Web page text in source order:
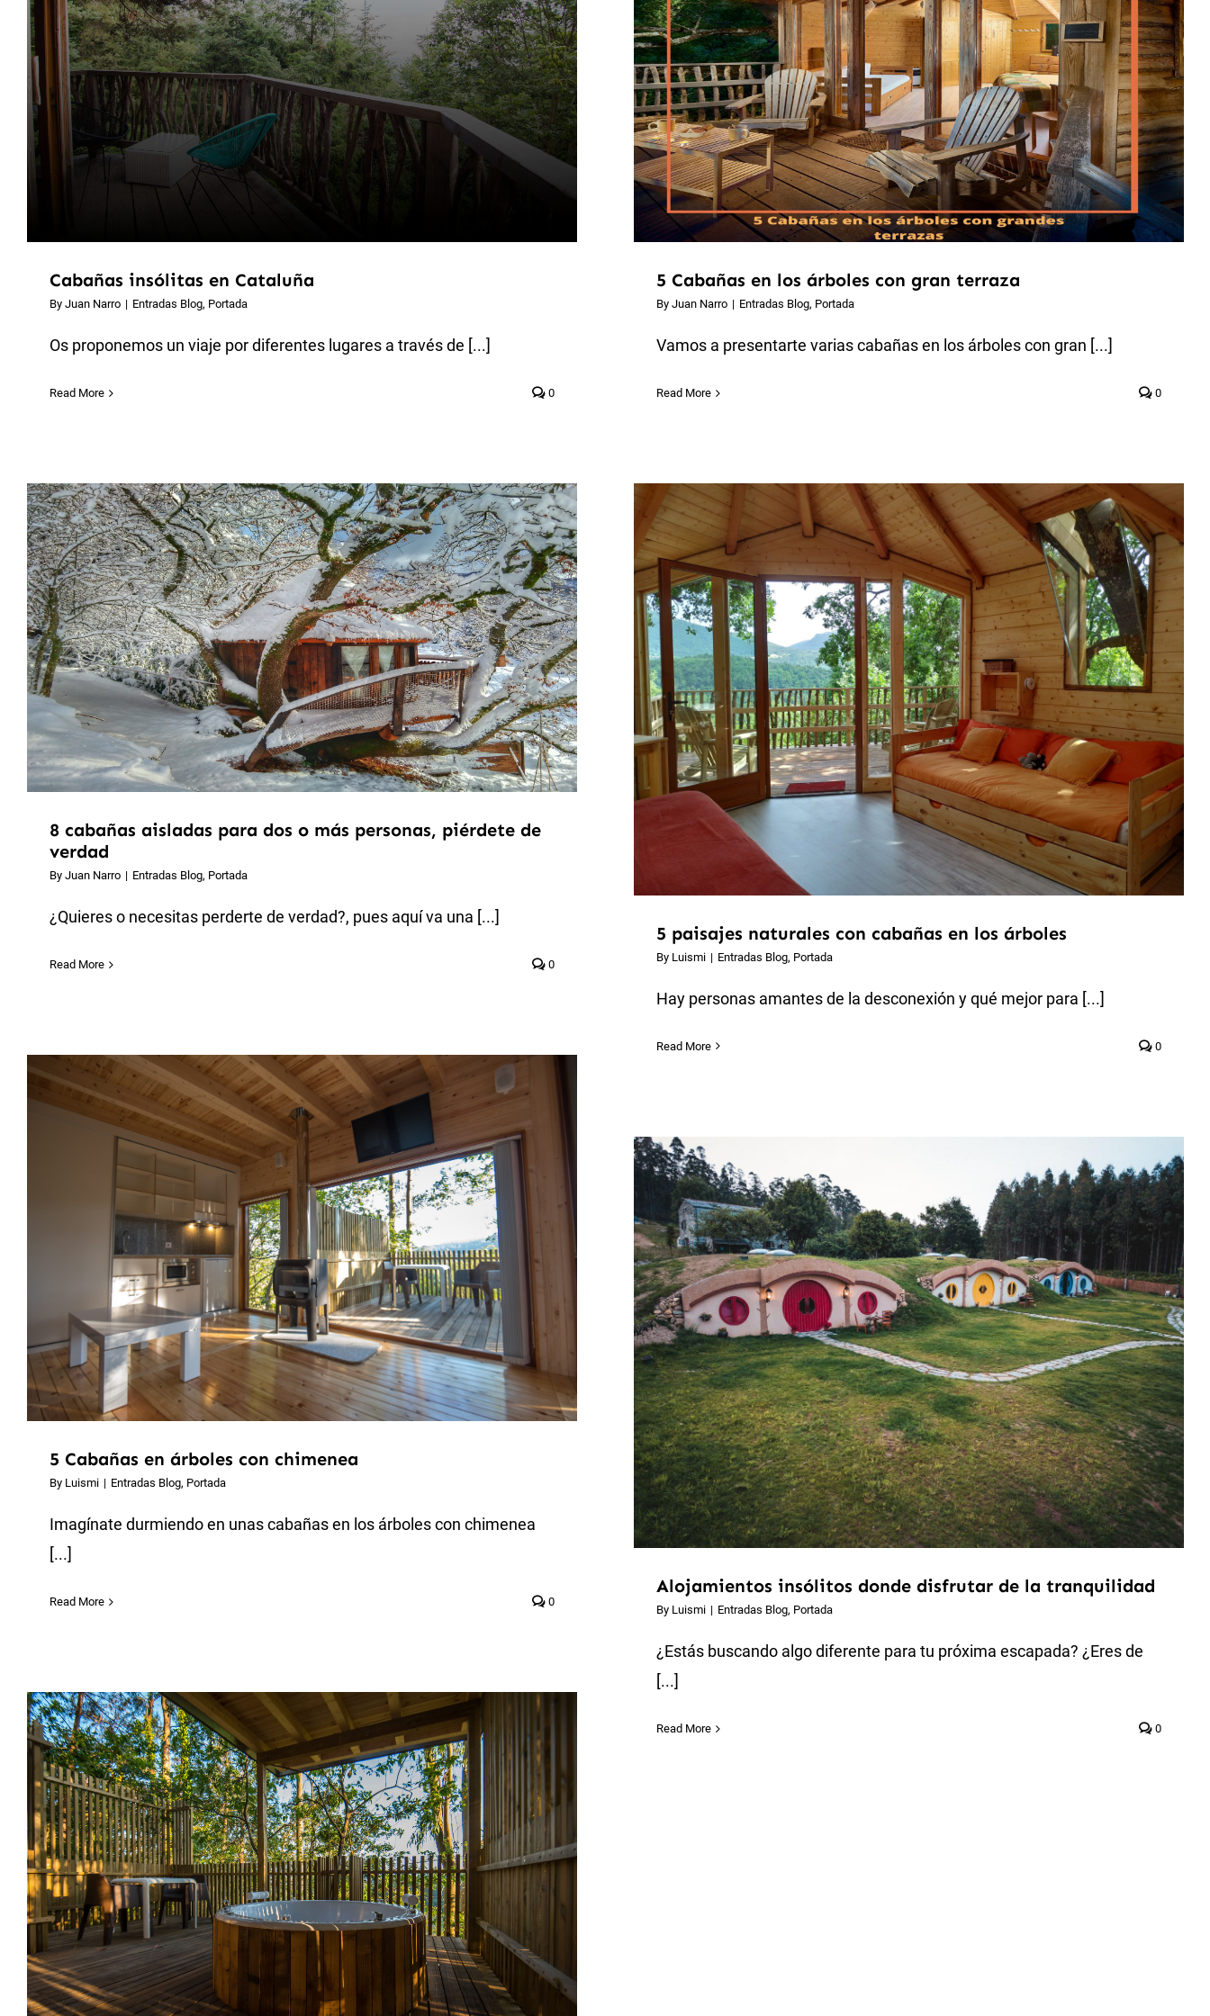
Cabañas insólitas en Cataluña
By Juan Narro | Entradas Blog, Portada
Os proponemos un viaje por diferentes lugares a través de [...]
Read More 0
5 Cabañas en los árboles con gran terraza
By Juan Narro | Entradas Blog, Portada
Vamos a presentarte varias cabañas en los árboles con gran [...]
Read More 0
8 cabañas aisladas para dos o más personas, piérdete de
verdad
By Juan Narro | Entradas Blog, Portada
¿Quieres o necesitas perderte de verdad?, pues aquí va una [...]
Read More 0
5 paisajes naturales con cabañas en los árboles
By Luismi | Entradas Blog, Portada
Hay personas amantes de la desconexión y qué mejor para [...]
Read More 0
5 Cabañas en árboles con chimenea
By Luismi | Entradas Blog, Portada
Imagínate durmiendo en unas cabañas en los árboles con chimenea
[...]
Read More 0
Alojamientos insólitos donde disfrutar de la tranquilidad
By Luismi | Entradas Blog, Portada
¿Estás buscando algo diferente para tu próxima escapada? ¿Eres de
[...]
Read More 0